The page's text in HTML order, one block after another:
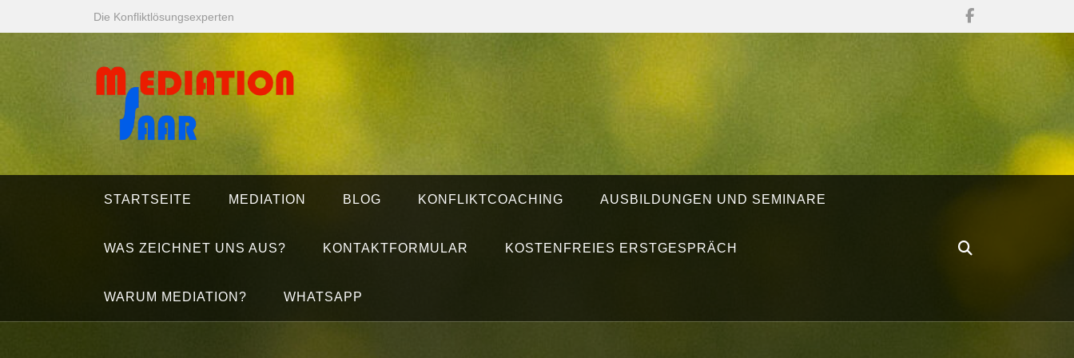
Inhalt
Die Konfliktlösungsexperten
STARTSEITE MEDIATION BLOG KONFLIKTCOACHING AUSBILDUNGEN UND SEMINARE
WAS ZEICHNET UNS AUS? KONTAKTFORMULAR KOSTENFREIES ERSTGESPRÄCH
WARUM MEDIATION? WHATSAPP